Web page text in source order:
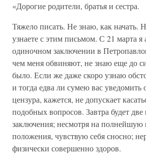
«Дорогие родители, братья и сестра.
Тяжело писать. Не знаю, как начать.
узнаете с этим письмом. С 21 марта я
одиночном заключении в
чем меня обвиняют, не знаю еще до
было. Если же даже скоро узнаю
и тогда едва ли сумею вас уведомить
цензура, кажется, не допускает
подобных вопросов. Завтра будет
заключения; несмотря на полнейшую
положения, чувствую себя сносно;
физически совершенно здоров.